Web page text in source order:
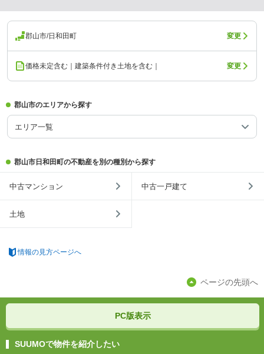
郡山市/日和田町 変更
価格未定含む｜建築条件付き土地を含む｜ 変更
郡山市のエリアから探す
エリア一覧
郡山市日和田町の不動産を別の種別から探す
中古マンション 中古一戸建て
土地
情報の見方ページへ
ページの先頭へ
PC版表示
SUUMOで物件を紹介したい